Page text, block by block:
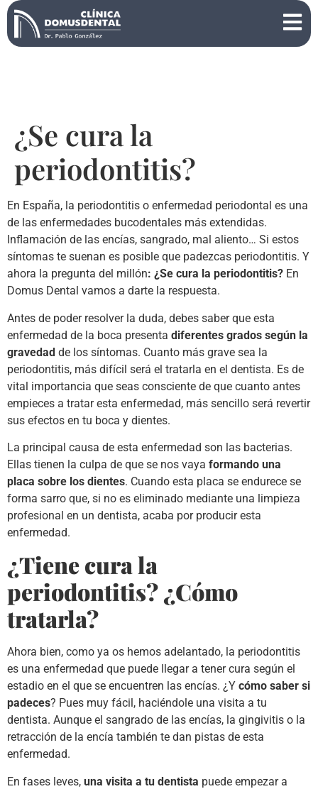
¿Se cura la
periodontitis?
En España, la periodontitis o enfermedad periodontal es una
de las enfermedades bucodentales más extendidas.
Inflamación de las encías, sangrado, mal aliento… Si estos
síntomas te suenan es posible que padezcas periodontitis. Y
ahora la pregunta del millón: ¿Se cura la periodontitis? En
Domus Dental vamos a darte la respuesta.
Antes de poder resolver la duda, debes saber que esta
enfermedad de la boca presenta diferentes grados según la
gravedad de los síntomas. Cuanto más grave sea la
periodontitis, más difícil será el tratarla en el dentista. Es de
vital importancia que seas consciente de que cuanto antes
empieces a tratar esta enfermedad, más sencillo será revertir
sus efectos en tu boca y dientes.
La principal causa de esta enfermedad son las bacterias.
Ellas tienen la culpa de que se nos vaya formando una
placa sobre los dientes. Cuando esta placa se endurece se
forma sarro que, si no es eliminado mediante una limpieza
profesional en un dentista, acaba por producir esta
enfermedad.
¿Tiene cura la
periodontitis? ¿Cómo
tratarla?
Ahora bien, como ya os hemos adelantado, la periodontitis
es una enfermedad que puede llegar a tener cura según el
estadio en el que se encuentren las encías. ¿Y cómo saber si
padeces? Pues muy fácil, haciéndole una visita a tu
dentista. Aunque el sangrado de las encías, la gingivitis o la
retracción de la encía también te dan pistas de esta
enfermedad.
En fases leves, una visita a tu dentista puede empezar a